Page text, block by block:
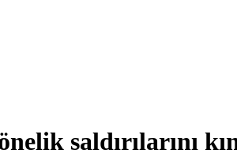
saldırılarını